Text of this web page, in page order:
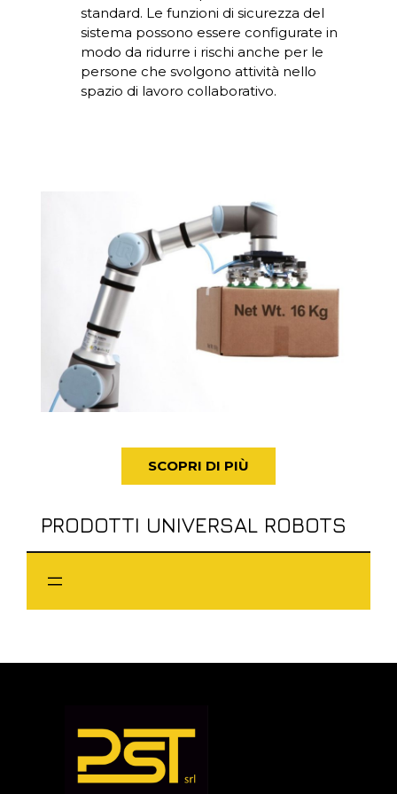
standard. Le funzioni di sicurezza del
sistema possono essere configurate in
modo da ridurre i rischi anche per le
persone che svolgono attività nello
spazio di lavoro collaborativo.
SCOPRI DI PIÙ
PRODOTTI UNIVERSAL ROBOTS